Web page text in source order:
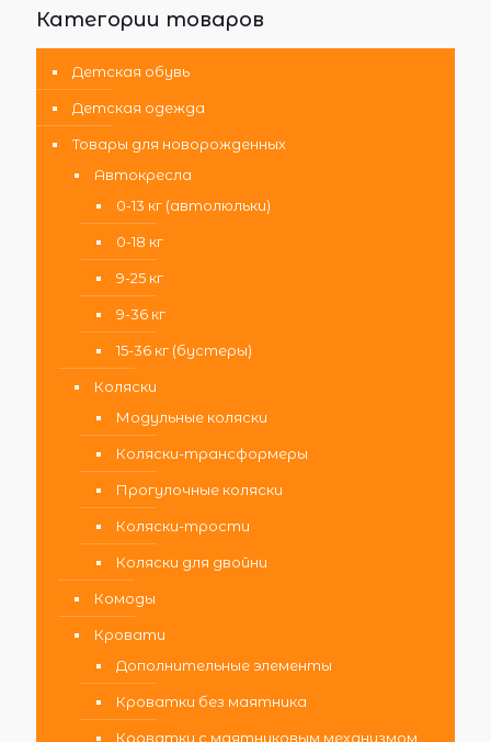
Категории товаров
Детская обувь
Детская одежда
Товары для новорожденных
Автокресла
0-13 кг (автолюльки)
0-18 кг
9-25 кг
9-36 кг
15-36 кг (бустеры)
Коляски
Модульные коляски
Коляски-трансформеры
Прогулочные коляски
Коляски-трости
Коляски для двойни
Комоды
Кровати
Дополнительные элементы
Кроватки без маятника
Кроватки с маятниковым механизмом